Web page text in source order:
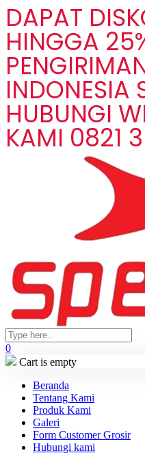
DAPAT
HINGGA
INDONESIA
HUBUNGI
KAMI 0821
0
Cart is empty
Beranda
Tentang Kami
Produk Kami
Galeri
Form Customer Grosir
Hubungi kami